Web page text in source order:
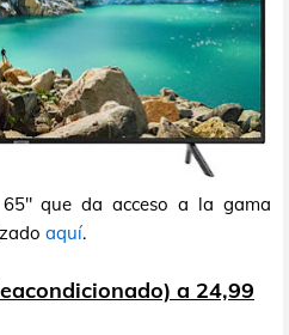
que da acceso a la gama
aquí.
a 24,99